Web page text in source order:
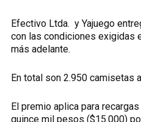
Efectivo Ltda. y Yajuego
con las condiciones exigidas
más adelante.
En total son 2.950 camisetas
El premio aplica para
quince mil pesos ($15.000)